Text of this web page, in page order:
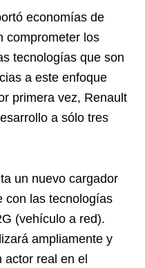
economías de
comprometer los
tecnologías que son
a este enfoque
primera vez, Renault
a sólo tres
un nuevo cargador
con las tecnologías
(vehículo a red).
ampliamente y
real en el